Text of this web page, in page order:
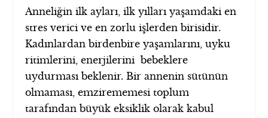
Anneliğin ilk ayları, ilk yılları yaşamdaki en
stres verici ve en zorlu işlerden birisidir.
Kadınlardan birdenbire yaşamlarını, uyku
ritimlerini, enerjilerini bebeklere
uydurması beklenir. Bir annenin sütünün
olmaması, emzirememesi toplum
tarafından büyük eksiklik olarak kabul